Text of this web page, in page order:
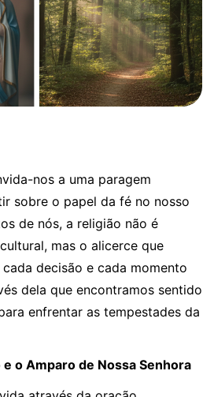
nos a uma paragem
sobre o papel da fé no nosso
de nós, a religião não é
mas o alicerce que
decisão e cada momento
dela que encontramos sentido
enfrentar as tempestades da
o Amparo de Nossa Senhora